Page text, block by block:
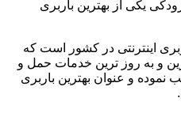
یکی از بهترین باربری
اینترنتی در کشور است که
و به روز ترین خدمات حمل و
نموده و عنوان بهترین باربری